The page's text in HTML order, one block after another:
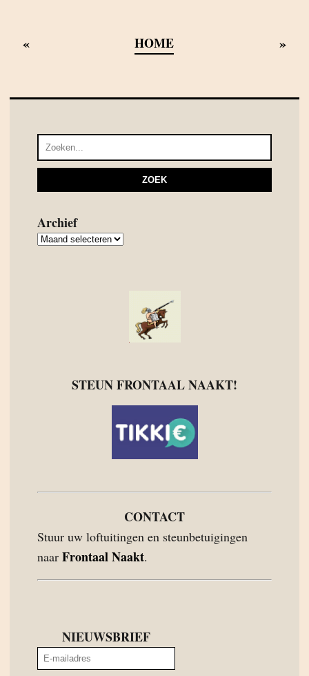
« HOME »
Archief
Archief
STEUN FRONTAAL NAAKT!
CONTACT
Stuur uw loftuitingen en steunbetuigingen
naar Frontaal Naakt.
NIEUWSBRIEF